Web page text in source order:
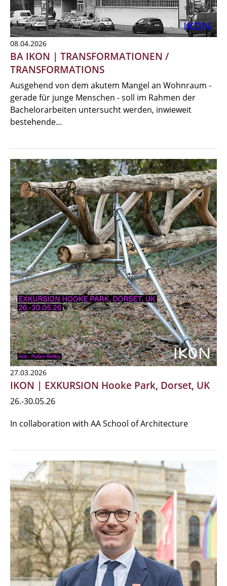
08.04.2026
BA IKON | TRANSFORMATIONEN /
TRANSFORMATIONS
Ausgehend von dem akutem Mangel an Wohnraum -
gerade für junge Menschen - soll im Rahmen der
Bachelorarbeiten untersucht werden, inwieweit
bestehende…
27.03.2026
IKON | EXKURSION Hooke Park, Dorset, UK
26.-30.05.26
In collaboration with AA School of Architecture